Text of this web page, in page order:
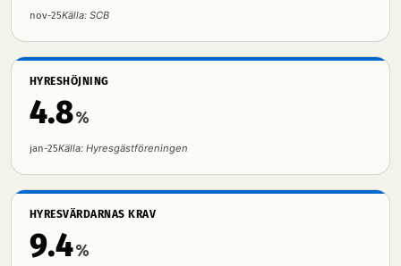
nov-25Källa: SCB
HYRESHÖJNING
4.8%
jan-25Källa: Hyresgästföreningen
HYRESVÄRDARNAS KRAV
9.4%